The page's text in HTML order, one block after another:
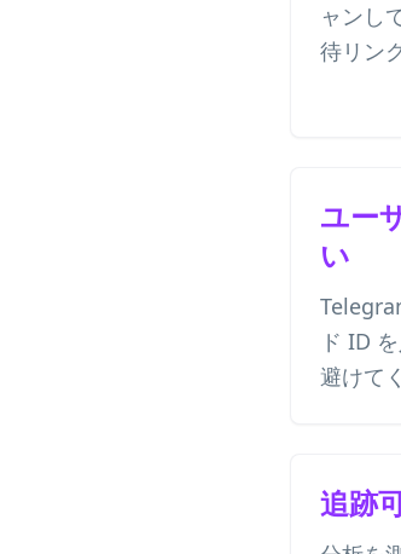
ャンし
待リン
ユー
い
ド ID
避けて
追跡